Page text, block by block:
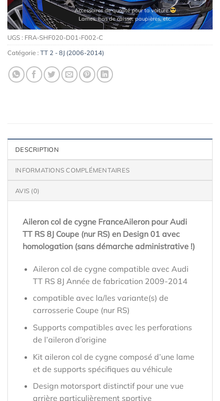
Accessoires de qualité pour ta voiture
Lames, bas de caisse, paupières, etc.
UGS : FRA-SHF020-D01-F002-C
Catégorie : TT 2 - 8J (2006-2014)
DESCRIPTION
INFORMATIONS COMPLÉMENTAIRES
AVIS (0)
Aileron col de cygne FranceAileron pour Audi
TT RS 8J Coupe (nur RS) en Design 01 avec
homologation (sans démarche administrative !)
Aileron col de cygne compatible avec Audi
TT RS 8J Année de fabrication 2009-2014
compatible avec la/les variante(s) de
carrosserie Coupe (nur RS)
Supports compatibles avec les perforations
de l’aileron d’origine
Kit aileron col de cygne composé d’une lame
et de supports spécifiques au véhicule
Design motorsport distinctif pour une vue
arrière particulièrement sportive